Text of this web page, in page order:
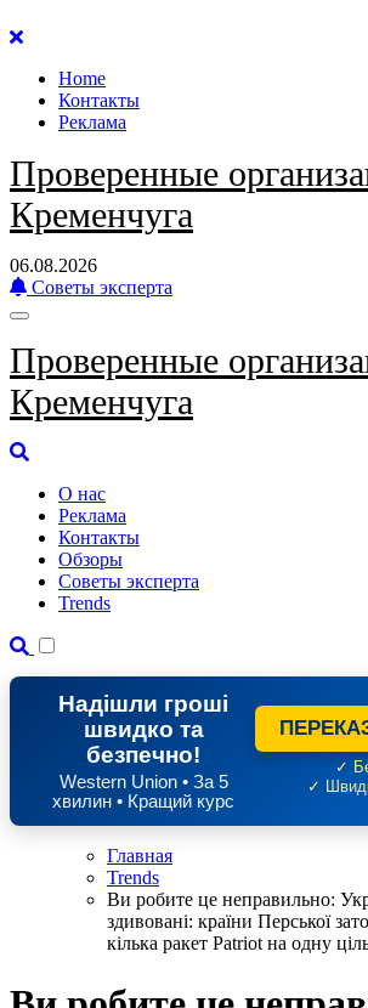
Перейти
содержанию
Home
Контакты
Реклама
Проверенные
Кременчуга
06.08.2026
Советы эксперта
Проверенные
Кременчуга
О нас
Реклама
Контакты
Обзоры
Советы эксперта
Trends
Надішли гроші
швидко та
безпечно!
Western Union • За 5
хвилин • Кращий курс
✓
✓
Главная
Trends
Ви робите це неправильно:
здивовані: країни Перської
кілька ракет Patriot на одну